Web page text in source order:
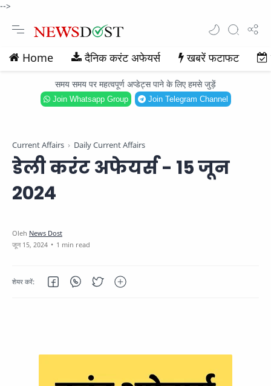
-->
Home दैनिक करंट अफेयर्स खबरें फटाफट
समय समय पर महत्वपूर्ण अप्डेट्स पाने के लिए हमसे जुड़ें
Join Whatsapp Group Join Telegram Channel
Current Affairs Daily Current Affairs
डेली करंट अफेयर्स - 15 जून
2024
1 min read